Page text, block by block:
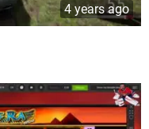
4 years ago